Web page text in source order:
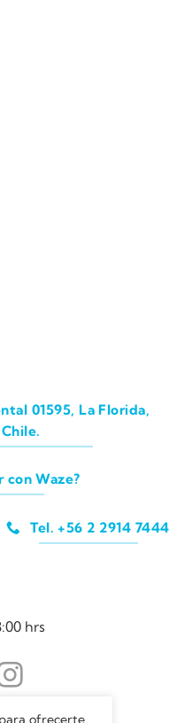
01595, La Florida,
con Waze?
Tel. +56 2 2914 7444
hrs
ofrecerte